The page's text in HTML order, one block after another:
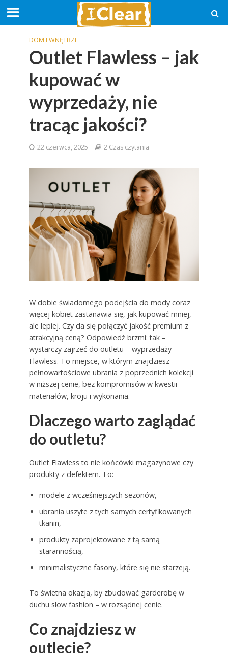
DOM I WNĘTRZE
Outlet Flawless – jak
kupować w
wyprzedaży, nie
tracąc jakości?
22 czerwca, 2025 2 Czas czytania
W dobie świadomego podejścia do mody coraz
więcej kobiet zastanawia się, jak kupować mniej,
ale lepiej. Czy da się połączyć jakość premium z
atrakcyjną ceną? Odpowiedź brzmi: tak –
wystarczy zajrzeć do outletu – wyprzedaży
Flawless. To miejsce, w którym znajdziesz
pełnowartościowe ubrania z poprzednich kolekcji
w niższej cenie, bez kompromisów w kwestii
materiałów, kroju i wykonania.
Dlaczego warto zaglądać
do outletu?
Outlet Flawless to nie końcówki magazynowe czy
produkty z defektem. To:
modele z wcześniejszych sezonów,
ubrania uszyte z tych samych certyfikowanych
tkanin,
produkty zaprojektowane z tą samą
starannością,
minimalistyczne fasony, które się nie starzeją.
To świetna okazja, by zbudować garderobę w
duchu slow fashion – w rozsądnej cenie.
Co znajdziesz w
outlecie?